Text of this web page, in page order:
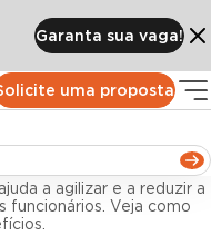
uma proposta
Garanta sua vaga!
Quais os benefícios?
o que é? Quais os
a agilizar e a reduzir a
funcionários. Veja como